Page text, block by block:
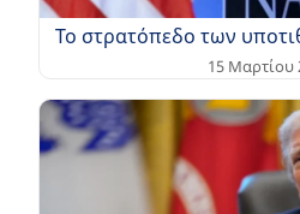
Το στρατόπεδο των
15 Μαρτίου